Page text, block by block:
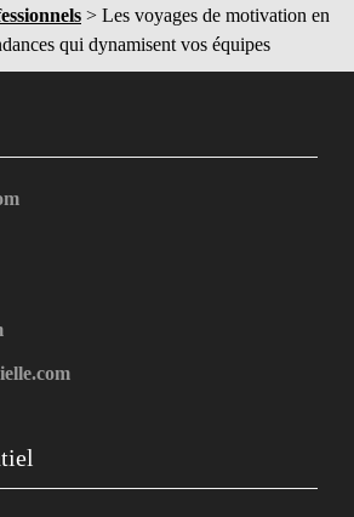
> Les voyages de motivation en
qui dynamisent vos équipes